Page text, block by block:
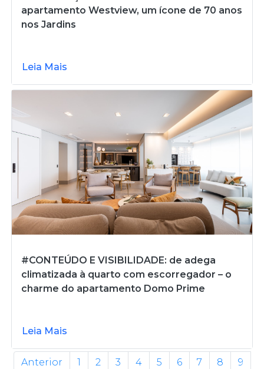
apartamento Westview, um ícone de 70 anos
nos Jardins
Leia Mais
#CONTEÚDO E VISIBILIDADE: de adega
climatizada à quarto com escorregador – o
charme do apartamento Domo Prime
Leia Mais
Anterior 1 2 3 4 5 6 7 8
9